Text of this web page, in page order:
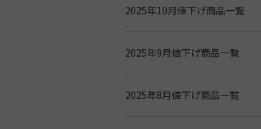
2025年10月値下げ商品一覧
2025年9月値下げ商品一覧
2025年8月値下げ商品一覧